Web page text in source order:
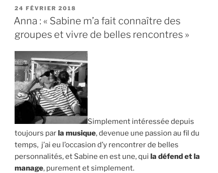
PUBLIÉ
LE
24 FÉVRIER 2018
Anna : « Sabine m’a fait connaître des
groupes et vivre de belles rencontres »
Simplement intéressée depuis
toujours parla musique, devenue une passion au fil du
temps, j’ai eu l’occasion d’y rencontrer de belles
personnalités, et Sabine en est une, qui la défend et la
manage, purement et simplement.